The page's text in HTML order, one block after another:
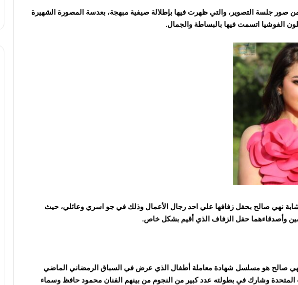
جلسة التصوير، والتي ظهرت فيها بإطلالة صيفية مبهجة، بعدسة المصورة الشهيرة
الفوشيا اتسمت فيها بالبساطة والجمال.
نهي صالح بحفل زفافها علي احد رجال الأعمال وذلك في جو اسري وعائلي، حيث
وأصدقاءهما حفل الزفاف الذي أقيم بشكل خاص.
نهي صالح هو مسلسل شهادة معاملة أطفال الذي عرض في السباق الرمضاني الماضي
وشارك في بطولته عدد كبير من النجوم من بينهم الفنان محمود حافظ وسماء